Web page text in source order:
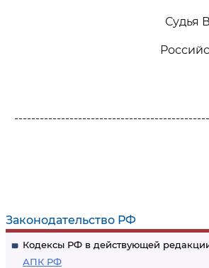
Законодательство РФ
Кодексы РФ в действующей
АПК РФ
Судья